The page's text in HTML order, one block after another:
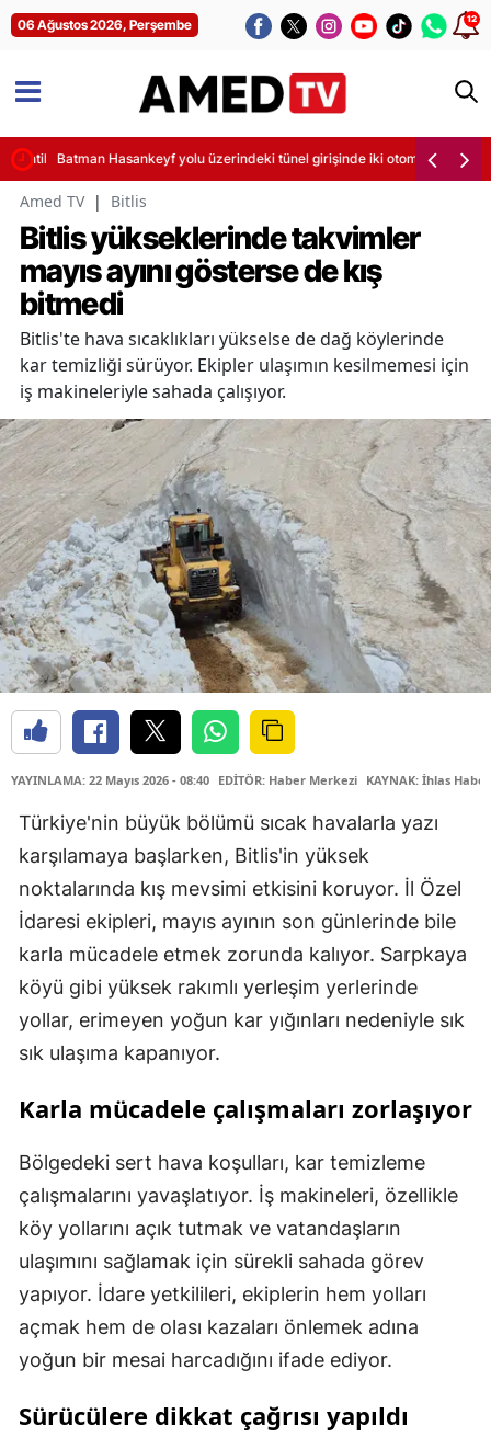
06 Ağustos 2026, Perşembe 12
başladı
Batman Hasankeyf yolu üzerindeki tünel girişinde iki otomobil çarpıştı
Amed TV | Bitlis
Bitlis yükseklerinde takvimler
mayıs ayını gösterse de kış
bitmedi
Bitlis'te hava sıcaklıkları yükselse de dağ köylerinde
kar temizliği sürüyor. Ekipler ulaşımın kesilmemesi için
iş makineleriyle sahada çalışıyor.
YAYINLAMA: 22 Mayıs 2026 - 08:40 EDİTÖR: Haber Merkezi KAYNAK: İhlas
Türkiye'nin büyük bölümü sıcak havalarla yazı
karşılamaya başlarken, Bitlis'in yüksek
noktalarında kış mevsimi etkisini koruyor. İl Özel
İdaresi ekipleri, mayıs ayının son günlerinde bile
karla mücadele etmek zorunda kalıyor. Sarpkaya
köyü gibi yüksek rakımlı yerleşim yerlerinde
yollar, erimeyen yoğun kar yığınları nedeniyle sık
sık ulaşıma kapanıyor.
Karla mücadele çalışmaları zorlaşıyor
Bölgedeki sert hava koşulları, kar temizleme
çalışmalarını yavaşlatıyor. İş makineleri, özellikle
köy yollarını açık tutmak ve vatandaşların
ulaşımını sağlamak için sürekli sahada görev
yapıyor. İdare yetkilileri, ekiplerin hem yolları
açmak hem de olası kazaları önlemek adına
yoğun bir mesai harcadığını ifade ediyor.
Sürücülere dikkat çağrısı yapıldı